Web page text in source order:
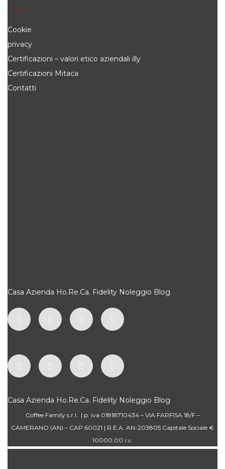
Cookie
privacy
Certificazioni – valori etico aziendali illy
Certificazioni Mitaca
Contatti
Casa Azienda Ho.Re.Ca. Fidelity Noleggio Blog
Casa Azienda Ho.Re.Ca. Fidelity Noleggio Blog
Coffee Family s.r.l. | p. iva 01818710434 – VIA FARFISA 18/F –
CAMERANO (AN) – CAP 60021 | R.E.A. AN-203805 Capitale Sociale €
10000,00 i.v.